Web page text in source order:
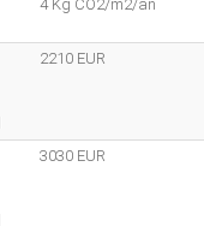
4 Kg CO2/m2/an
2210 EUR
3030 EUR